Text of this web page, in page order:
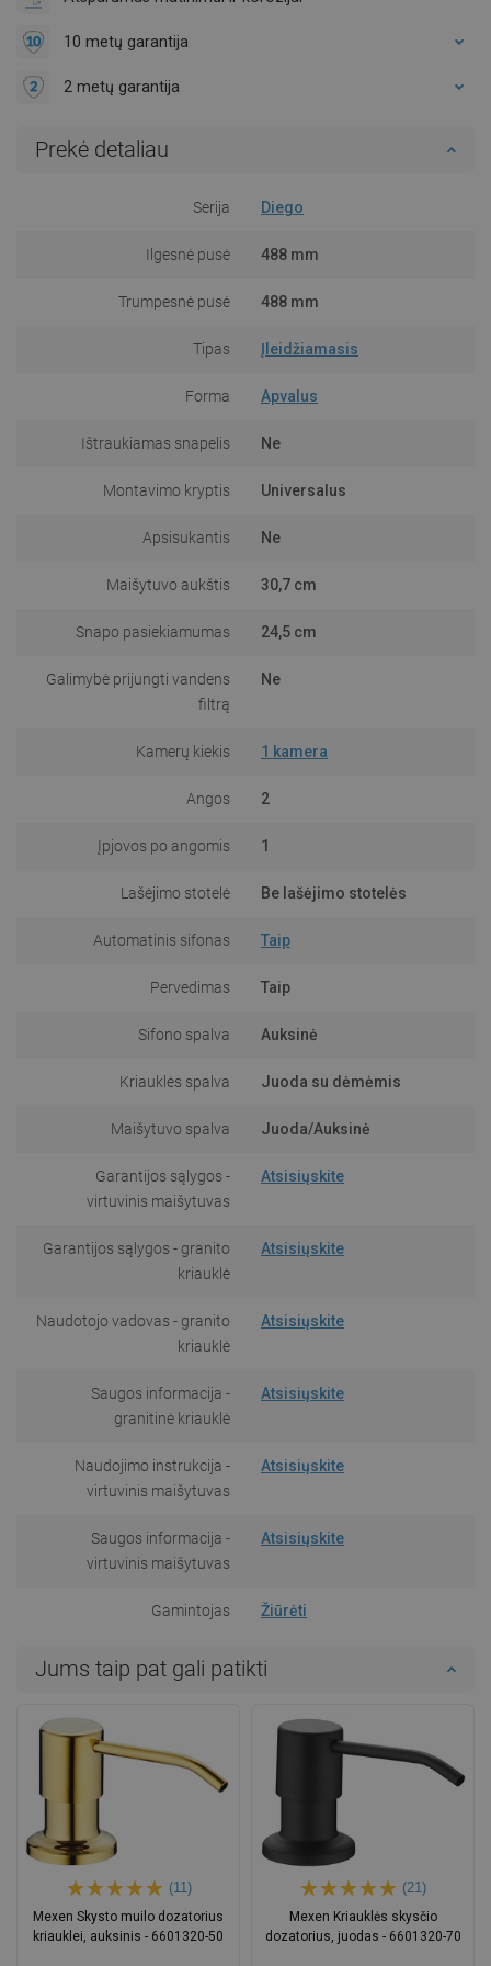
10 metų garantija
2 metų garantija
Prekė detaliau
Serija Diego
Ilgesnė pusė 488 mm
Trumpesnė pusė 488 mm
Tipas Įleidžiamasis
Forma Apvalus
Ištraukiamas snapelis Ne
Montavimo kryptis Universalus
Apsisukantis Ne
Maišytuvo aukštis 30,7 cm
Snapo pasiekiamumas 24,5 cm
Galimybė prijungti vandens
filtrą
Ne
Kamerų kiekis 1 kamera
Angos 2
Įpjovos po angomis 1
Lašėjimo stotelė Be lašėjimo stotelės
Automatinis sifonas Taip
Pervedimas Taip
Sifono spalva Auksinė
Kriauklės spalva Juoda su dėmėmis
Maišytuvo spalva Juoda/Auksinė
Garantijos sąlygos -
virtuvinis maišytuvas
Atsisiųskite
Garantijos sąlygos - granito
kriauklė
Atsisiųskite
Naudotojo vadovas - granito
kriauklė
Atsisiųskite
Saugos informacija -
granitinė kriauklė
Atsisiųskite
Naudojimo instrukcija -
virtuvinis maišytuvas
Atsisiųskite
Saugos informacija -
virtuvinis maišytuvas
Atsisiųskite
Gamintojas Žiūrėti
Jums taip pat gali patikti
(11)
Mexen Skysto muilo dozatorius
kriauklei, auksinis - 6601320-50
(21)
Mexen Kriauklės skysčio
dozatorius, juodas - 6601320-70